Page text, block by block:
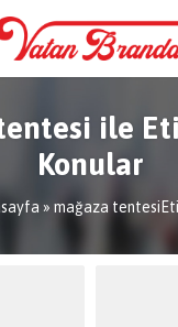
ile
Konular
» mağaza